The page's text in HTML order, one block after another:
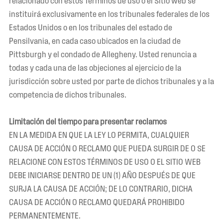
instituirá exclusivamente en los tribunales federales de los
Estados Unidos o en los tribunales del estado de
Pensilvania, en cada caso ubicados en la ciudad de
Pittsburgh y el condado de Allegheny. Usted renuncia a
todas y cada una de las objeciones al ejercicio de la
jurisdicción sobre usted por parte de dichos tribunales y a la
competencia de dichos tribunales.
Limitación del tiempo para presentar reclamos
EN LA MEDIDA EN QUE LA LEY LO PERMITA, CUALQUIER
CAUSA DE ACCIÓN O RECLAMO QUE PUEDA SURGIR DE O SE
RELACIONE CON ESTOS TÉRMINOS DE USO O EL SITIO WEB
DEBE INICIARSE DENTRO DE UN (1) AÑO DESPUÉS DE QUE
SURJA LA CAUSA DE ACCIÓN; DE LO CONTRARIO, DICHA
CAUSA DE ACCIÓN O RECLAMO QUEDARÁ PROHIBIDO
PERMANENTEMENTE.